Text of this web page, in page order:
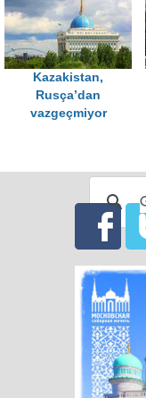
Kazakistan,
Rusça’dan
vazgeçmiyor